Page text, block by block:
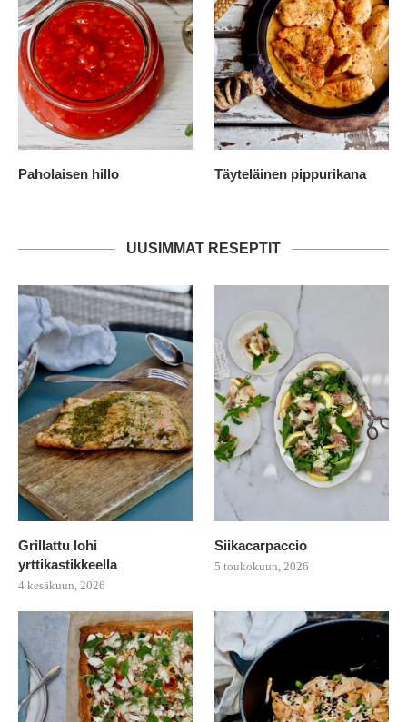
Paholaisen hillo Täyteläinen pippurikana
UUSIMMAT RESEPTIT
Grillattu lohi
yrttikastikkeella
4 kesäkuun, 2026
Siikacarpaccio
5 toukokuun, 2026